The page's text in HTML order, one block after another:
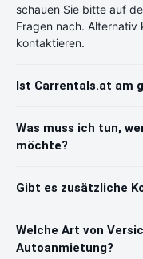
schauen Sie bitte auf
Fragen nach. Alternativ
kontaktieren.
Ist Carrentals.at am
Was muss ich tun,
möchte?
Gibt es zusätzliche
Welche Art von
Autoanmietung?